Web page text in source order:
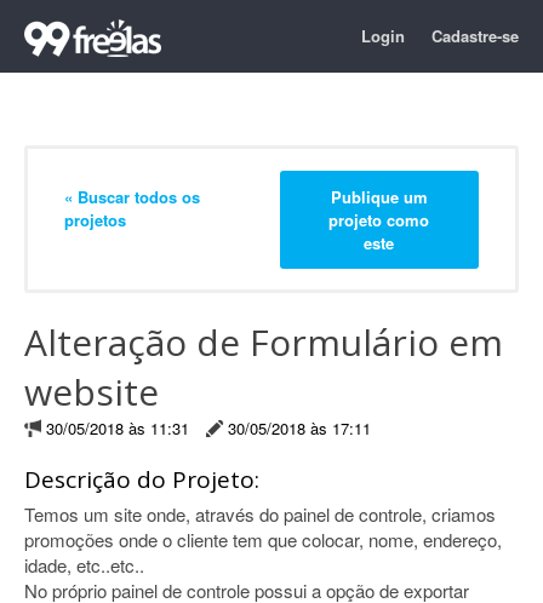
Login Cadastre-se
« Buscar todos os
projetos
Publique um
projeto como
este
Alteração de Formulário em
website
30/05/2018 às 11:31 30/05/2018 às 17:11
Descrição do Projeto:
Temos um site onde, através do painel de controle, criamos
promoções onde o cliente tem que colocar, nome, endereço,
idade, etc..etc..
No próprio painel de controle possui a opção de exportar